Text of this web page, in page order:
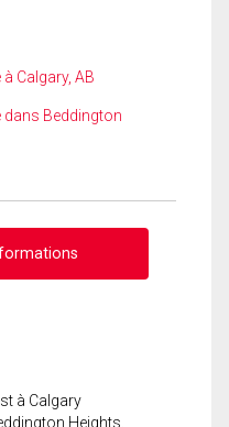
Calgary, AB
dans Beddington
à Calgary
Heights.